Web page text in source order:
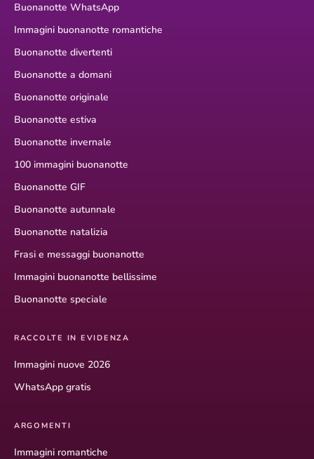
Buonanotte WhatsApp
Immagini buonanotte romantiche
Buonanotte divertenti
Buonanotte a domani
Buonanotte originale
Buonanotte estiva
Buonanotte invernale
100 immagini buonanotte
Buonanotte GIF
Buonanotte autunnale
Buonanotte natalizia
Frasi e messaggi buonanotte
Immagini buonanotte bellissime
Buonanotte speciale
RACCOLTE IN EVIDENZA
Immagini nuove 2026
WhatsApp gratis
ARGOMENTI
Immagini romantiche